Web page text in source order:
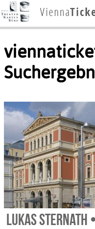
Lukas Sternath